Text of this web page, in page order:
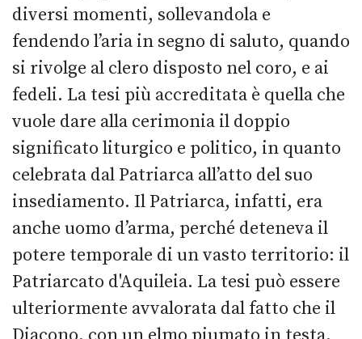
diversi momenti, sollevandola e
fendendo l’aria in segno di saluto, quando
si rivolge al clero disposto nel coro, e ai
fedeli. La tesi più accreditata è quella che
vuole dare alla cerimonia il doppio
significato liturgico e politico, in quanto
celebrata dal Patriarca all’atto del suo
insediamento. Il Patriarca, infatti, era
anche uomo d’arma, perché deteneva il
potere temporale di un vasto territorio: il
Patriarcato d'Aquileia. La tesi può essere
ulteriormente avvalorata dal fatto che il